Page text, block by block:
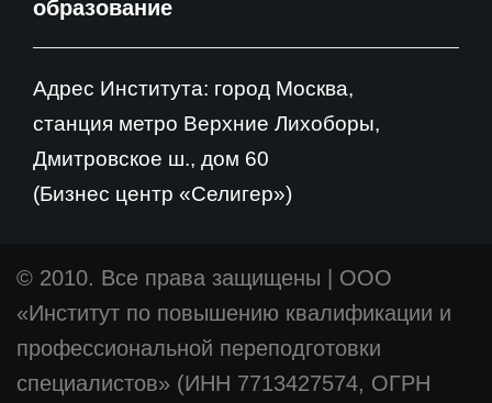
образование
Адрес Института: город Москва,
станция метро Верхние Лихоборы,
Дмитровское ш., дом 60
(Бизнес центр «Селигер»)
© 2010. Все права защищены
ООО
«Институт по повышению квалификации и
профессиональной переподготовки
специалистов» (ИНН 7713427574, ОГРН